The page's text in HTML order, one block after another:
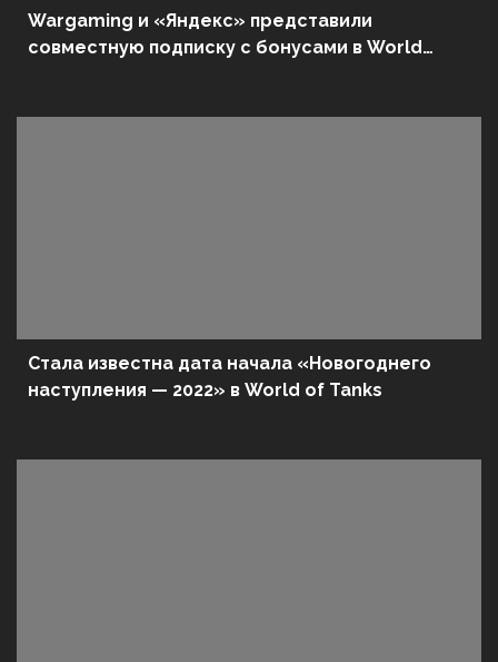
Wargaming и «Яндекс» представили
совместную подписку с бонусами в World
Стала известна дата начала «Новогоднего
наступления — 2022» в World of Tanks